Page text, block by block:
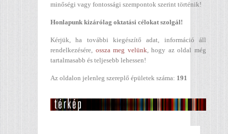
minőségi vagy fontossági szempontok szerint történik!
Honlapunk kizárólag oktatási célokat szolgál!
Kérjük, ha további kiegészítő adat, információ áll
rendelkezésére, ossza meg velünk, hogy az oldal még
tartalmasabb és teljesebb lehessen!
Az oldalon jelenleg szereplő épületek száma: 191